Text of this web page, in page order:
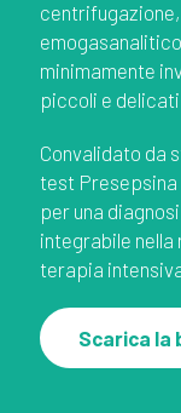
minimamente
piccoli e delicati.
Convalidato da
test
per una
integrabile
terapia
Scarica la